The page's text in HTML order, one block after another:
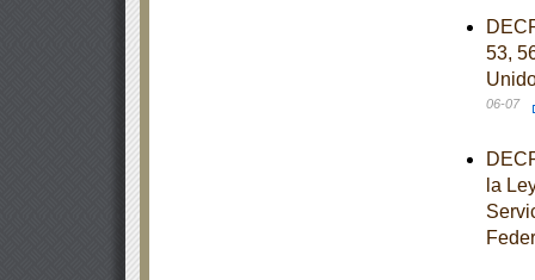
53,
06-07
la